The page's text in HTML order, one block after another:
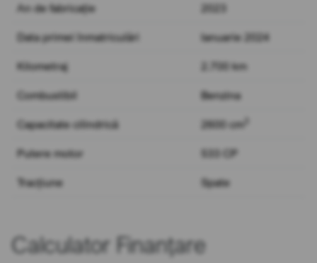
An de fabricație 2023
Data primei înmatriculări Ianuarie 2024
Kilometraj 2.700 km
Combustibil Benzina
Capacitate cilindrică 2600 cm
Putere motor 533 CP
Tracțiune Spate
Calculator Finanțare